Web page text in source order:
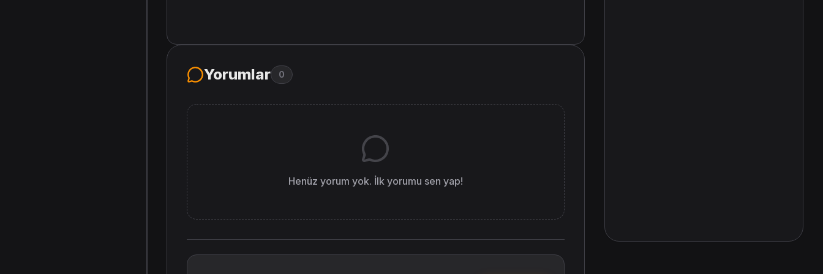
Yorumlar 0
Henüz yorum yok. İlk yorumu sen yap!